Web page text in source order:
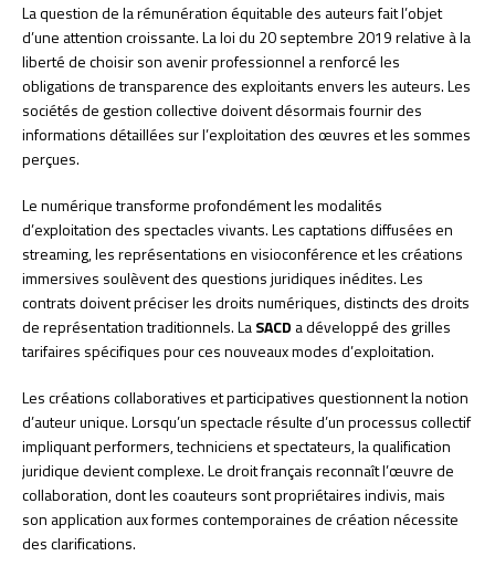
La question de la rémunération équitable des auteurs fait l’objet
d’une attention croissante. La loi du 20 septembre 2019 relative à la
liberté de choisir son avenir professionnel a renforcé les
obligations de transparence des exploitants envers les auteurs. Les
sociétés de gestion collective doivent désormais fournir des
informations détaillées sur l’exploitation des œuvres et les sommes
perçues.
Le numérique transforme profondément les modalités
d’exploitation des spectacles vivants. Les captations diffusées en
streaming, les représentations en visioconférence et les créations
immersives soulèvent des questions juridiques inédites. Les
contrats doivent préciser les droits numériques, distincts des droits
de représentation traditionnels. LaSACD a développé des grilles
tarifaires spécifiques pour ces nouveaux modes d’exploitation.
Les créations collaboratives et participatives questionnent la notion
d’auteur unique. Lorsqu’un spectacle résulte d’un processus collectif
impliquant performers, techniciens et spectateurs, la qualification
juridique devient complexe. Le droit français reconnaît l’œuvre de
collaboration, dont les coauteurs sont propriétaires indivis, mais
son application aux formes contemporaines de création nécessite
des clarifications.